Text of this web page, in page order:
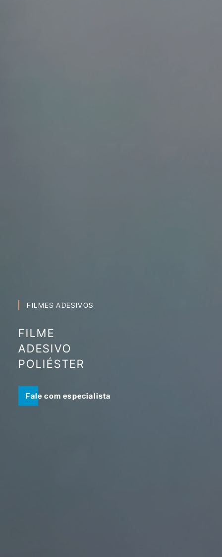
FILMES ADESIVOS
FILME
ADESIVO
POLIÉSTER
Fale com especialista